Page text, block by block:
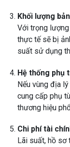
Khối lượng
Với trọng
thực tế sẽ bị
suất sử dụng
Hệ thống phụ
Nếu vùng địa
cung cấp phụ
thương hiệu
Chi phí tài
Lãi suất, hồ